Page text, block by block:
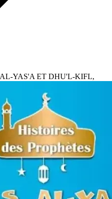
AL-YAS'A ET DHU'L-KIFL,